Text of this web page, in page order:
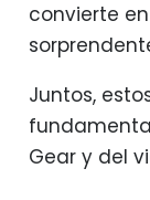
convierte
Juntos,
Gear y del